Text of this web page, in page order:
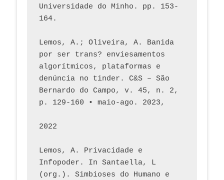
Universidade do Minho. pp. 153-
164.
Lemos, A.; Oliveira, A. Banida
por ser trans? enviesamentos
algorítmicos, plataformas e
denúncia no tinder. C&S – São
Bernardo do Campo, v. 45, n. 2,
p. 129-160 • maio-ago. 2023,
2022
Lemos, A. Privacidade e
Infopoder. In Santaella, L
(org.). Simbioses do Humano e